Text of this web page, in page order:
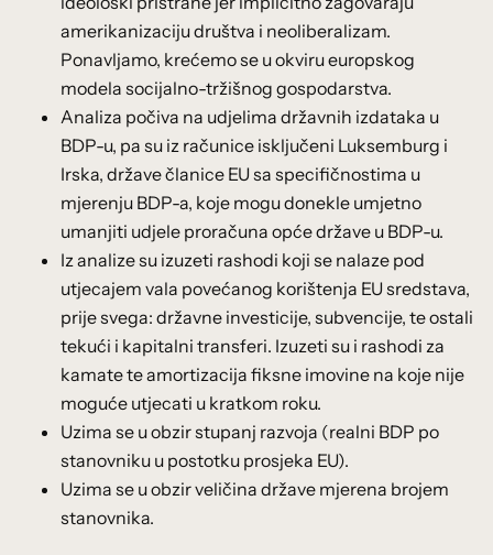
amerikanizaciju društva i neoliberalizam.
Ponavljamo, krećemo se u okviru europskog
modela socijalno-tržišnog gospodarstva.
Analiza počiva na udjelima državnih izdataka u
BDP-u, pa su iz računice isključeni Luksemburg i
Irska, države članice EU sa specifičnostima u
mjerenju BDP-a, koje mogu donekle umjetno
umanjiti udjele proračuna opće države u BDP-u.
Iz analize su izuzeti rashodi koji se nalaze pod
utjecajem vala povećanog korištenja EU sredstava,
prije svega: državne investicije, subvencije, te ostali
tekući i kapitalni transferi. Izuzeti su i rashodi za
kamate te amortizacija fiksne imovine na koje nije
moguće utjecati u kratkom roku.
Uzima se u obzir stupanj razvoja (realni BDP po
stanovniku u postotku prosjeka EU).
Uzima se u obzir veličina države mjerena brojem
stanovnika.